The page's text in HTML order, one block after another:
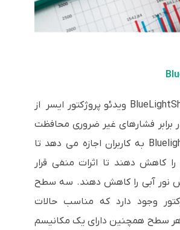
با فناوری BlueLightShield ویدئو پروژکتور ایسر از
فشارهای غیر ضروری محافظت
کنید. BluelightShield به کاربران اجازه می دهد تا
کاهش دهند تا اثرات منفی قرار
نور آبی را کاهش دهند. سه سطح
وجود دارد که مناسب حالات
سطح همچنین دارای یک مکانیسم